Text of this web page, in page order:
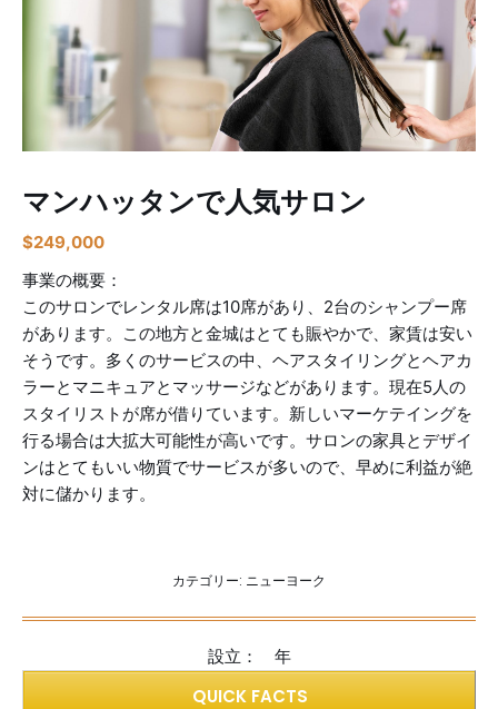
マンハッタンで人気サロン
$249,000
事業の概要：
このサロンでレンタル席は10席があり、2台のシャンプー席
があります。この地方と金城はとても賑やかで、家賃は安い
そうです。多くのサービスの中、ヘアスタイリングとヘアカ
ラーとマニキュアとマッサージなどがあります。現在5人の
スタイリストが席が借りています。新しいマーケテイングを
行る場合は大拡大可能性が高いです。サロンの家具とデザイ
ンはとてもいい物質でサービスが多いので、早めに利益が絶
対に儲かります。
カテゴリー: ニューヨーク
設立： 年
QUICK FACTS